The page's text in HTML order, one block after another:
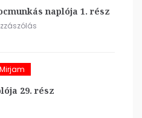
naplója 1. rész
Mirjam
29. rész